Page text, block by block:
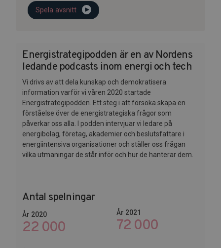
Spela avsnitt
Energistrategipodden är en av Nordens
ledande podcasts inom energi och tech
Vi drivs av att dela kunskap och demokratisera
information varför vi våren 2020 startade
Energistrategipodden. Ett steg i att försöka skapa en
förståelse över de energistrategiska frågor som
påverkar oss alla. I podden intervjuar vi ledare på
energibolag, företag, akademier och beslutsfattare i
energiintensiva organisationer och ställer oss frågan
vilka utmaningar de står inför och hur de hanterar dem.
Antal spelningar
År 2020
22 000
År 2021
72 000